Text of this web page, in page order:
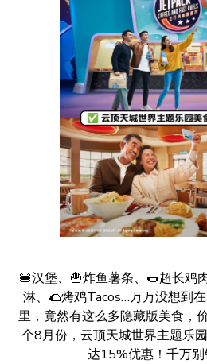
🍔汉堡、🍟炸鱼薯条、🌭️超长鸡
淋、🌮烤鸡Tacos…万万没想到
里，竟然有这么多隐藏版美食，
个8月份，云顶天城世界主题乐
达15%优惠！千万